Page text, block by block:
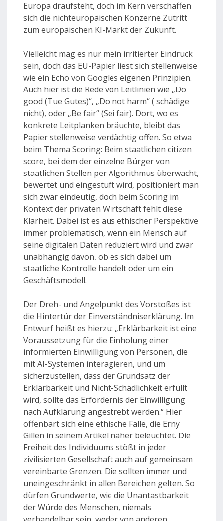
Europa draufsteht, doch im Kern verschaffen
sich die nichteuropäischen Konzerne Zutritt
zum europäischen KI-Markt der Zukunft.
Vielleicht mag es nur mein irritierter Eindruck
sein, doch das EU-Papier liest sich stellenweise
wie ein Echo von Googles eigenen Prinzipien.
Auch hier ist die Rede von Leitlinien wie „Do
good (Tue Gutes)“, „Do not harm“ ( schädige
nicht), oder „Be fair“ (Sei fair). Dort, wo es
konkrete Leitplanken bräuchte, bleibt das
Papier stellenweise verdächtig offen. So etwa
beim Thema Scoring: Beim staatlichen citizen
score, bei dem der einzelne Bürger von
staatlichen Stellen per Algorithmus überwacht,
bewertet und eingestuft wird, positioniert man
sich zwar eindeutig, doch beim Scoring im
Kontext der privaten Wirtschaft fehlt diese
Klarheit. Dabei ist es aus ethischer Perspektive
immer problematisch, wenn ein Mensch auf
seine digitalen Daten reduziert wird und zwar
unabhängig davon, ob es sich dabei um
staatliche Kontrolle handelt oder um ein
Geschäftsmodell.
Der Dreh- und Angelpunkt des Vorstoßes ist
die Hintertür der Einverständniserklärung. Im
Entwurf heißt es hierzu: „Erklärbarkeit ist eine
Voraussetzung für die Einholung einer
informierten Einwilligung von Personen, die
mit AI-Systemen interagieren, und um
sicherzustellen, dass der Grundsatz der
Erklärbarkeit und Nicht-Schädlichkeit erfüllt
wird, sollte das Erfordernis der Einwilligung
nach Aufklärung angestrebt werden.“ Hier
offenbart sich eine ethische Falle, die Erny
Gillen in seinem Artikel näher beleuchtet. Die
Freiheit des Individuums stößt in jeder
zivilisierten Gesellschaft auch auf gemeinsam
vereinbarte Grenzen. Die sollten immer und
uneingeschränkt in allen Bereichen gelten. So
dürfen Grundwerte, wie die Unantastbarkeit
der Würde des Menschen, niemals